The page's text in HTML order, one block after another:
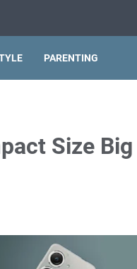
PARENTING
Size